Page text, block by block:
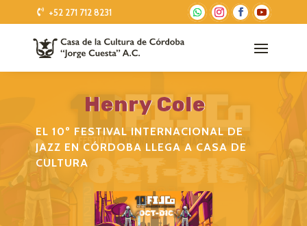
+52 271 712 8231
Henry Cole
EL 10º FESTIVAL INTERNACIONAL DE
JAZZ EN CÓRDOBA LLEGA A CASA DE
CULTURA